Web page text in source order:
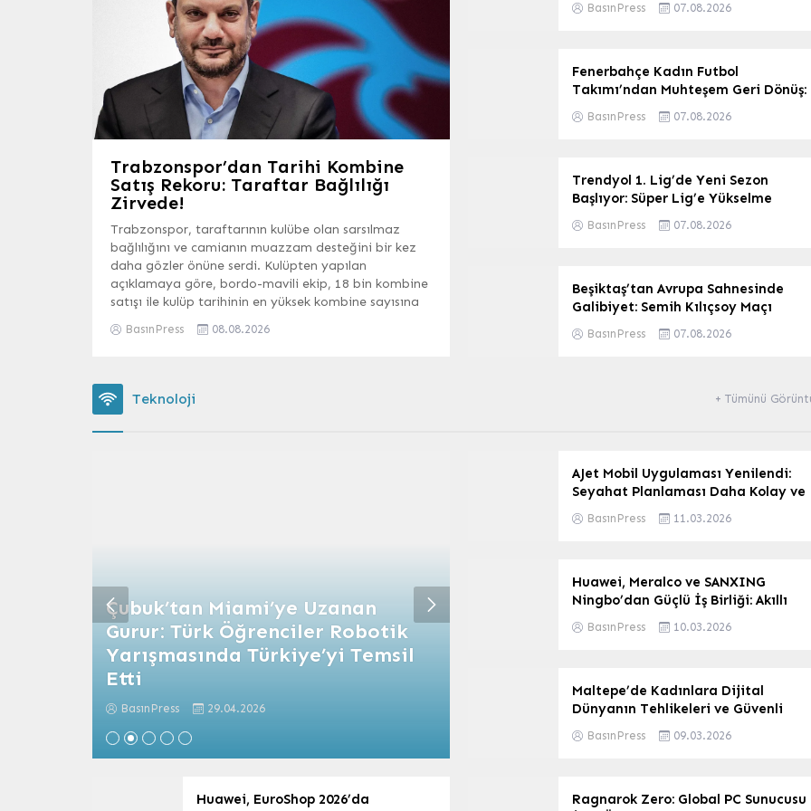
girişimlerinin insanlık tarihinde
özel bir yere sahip...
Trabzonspor’dan Tarihi Kombine
Satış Rekoru: Taraftar Bağlılığı
Zirvede!
Trabzonspor, taraftarının kulübe olan sarsılmaz
bağlılığını ve camianın muazzam desteğini bir kez
daha gözler önüne serdi. Kulüpten yapılan
açıklamaya göre, bordo-mavili ekip, 18 bin kombine
satışı ile kulüp tarihinin en yüksek kombine sayısına
başarı, Trabzonspor taraftarının kulübüne olan
BasınPress 08.08.2026
BasınPress 07.08.2026
Fenerbahçe Kadın Futbol
Takımı’ndan Muhteşem Geri Dönüş:
Finalde! UEFA Şampiyonlar Ligi
Hedefleniyor
BasınPress 07.08.2026
Trendyol 1. Lig’de Yeni Sezon
Başlıyor: Süper Lig’e Yükselme
Yarışı ve Play-Off Heyecanı
BasınPress 07.08.2026
Beşiktaş’tan Avrupa Sahnesinde
Galibiyet: Semih Kılıçsoy Maçı
Kurtardı
BasınPress 07.08.2026
Teknoloji + Tümünü
Çubuk’tan Miami’ye Uzanan
Gurur: Türk Öğrenciler Robotik
Yarışmasında Türkiye’yi Temsil
Etti
BasınPress 29.04.2026
PlayStation 6 Geliyor Ama
Yunus Emre Torun 30.03.2026
AJet Mobil Uygulaması Yenilendi:
Seyahat Planlaması Daha Kolay ve
Pratik
BasınPress 11.03.2026
Huawei, Meralco ve SANXING
Ningbo’dan Güçlü İş Birliği: Akıllı
Dağıtım ve Lighthouse Girişimi
Başladı
BasınPress 10.03.2026
Maltepe’de Kadınlara Dijital
Dünyanın Tehlikeleri ve Güvenli
İnternet Kullanımı Anlatıldı
BasınPress 09.03.2026
Huawei, EuroShop 2026’da
Ragnarok Zero: Global PC Sunucusu